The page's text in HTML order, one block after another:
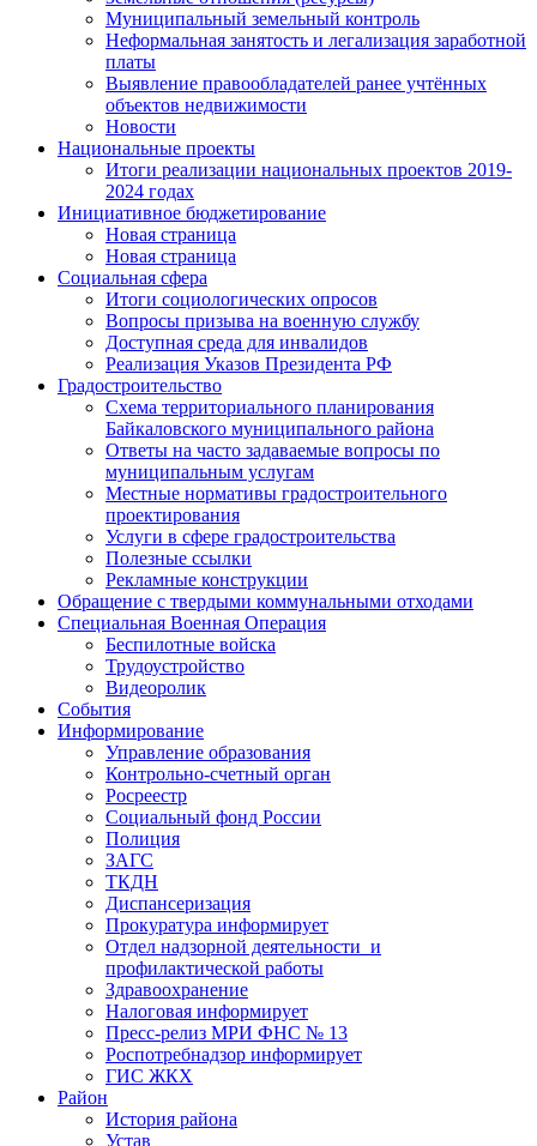
Муниципальный земельный контроль
Неформальная занятость и легализация заработной
платы
Выявление правообладателей ранее учтённых
объектов недвижимости
Новости
Национальные проекты
Итоги реализации национальных проектов 2019-
2024 годах
Инициативное бюджетирование
Новая страница
Новая страница
Социальная сфера
Итоги социологических опросов
Вопросы призыва на военную службу
Доступная среда для инвалидов
Реализация Указов Президента РФ
Градостроительство
Схема территориального планирования
Байкаловского муниципального района
Ответы на часто задаваемые вопросы по
муниципальным услугам
Местные нормативы градостроительного
проектирования
Услуги в сфере градостроительства
Полезные ссылки
Рекламные конструкции
Обращение с твердыми коммунальными отходами
Специальная Военная Операция
Беспилотные войска
Трудоустройство
Видеоролик
События
Информирование
Управление образования
Контрольно-счетный орган
Росреестр
Социальный фонд России
Полиция
ЗАГС
ТКДН
Диспансеризация
Прокуратура информирует
Отдел надзорной деятельности и
профилактической работы
Здравоохранение
Налоговая информирует
Пресс-релиз МРИ ФНС № 13
Роспотребнадзор информирует
ГИС ЖКХ
Район
История района
Устав